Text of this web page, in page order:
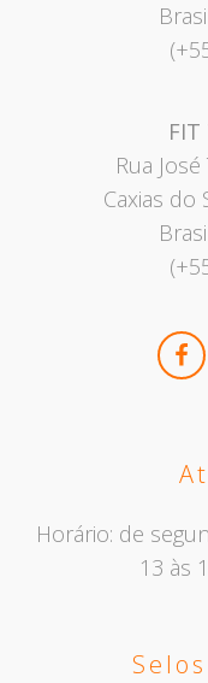
Rua
Caxias do
Horário: de
13 às